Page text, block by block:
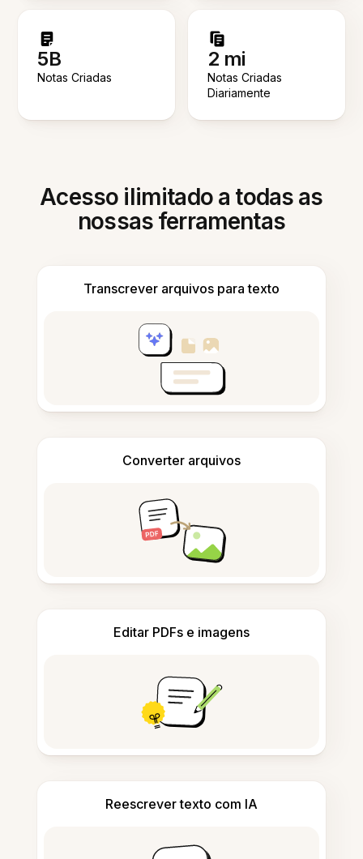
5B
Notas Criadas
2 mi
Notas Criadas
Diariamente
Acesso ilimitado a todas as
nossas ferramentas
Transcrever arquivos para texto
Converter arquivos
Editar PDFs e imagens
Reescrever texto com IA